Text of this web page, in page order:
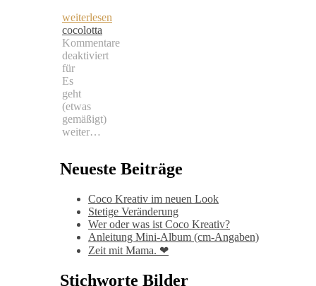
weiterlesen
cocolotta
Kommentare
deaktiviert
für
Es
geht
(etwas
gemäßigt)
weiter…
Neueste Beiträge
Coco Kreativ im neuen Look
Stetige Veränderung
Wer oder was ist Coco Kreativ?
Anleitung Mini-Album (cm-Angaben)
Zeit mit Mama. ❤
Stichworte Bilder